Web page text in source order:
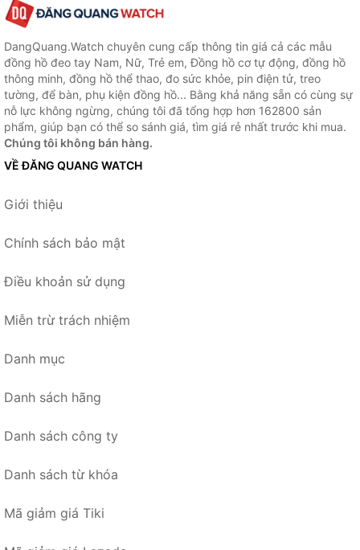
DangQuang.Watch chuyên cung cấp thông tin giá cả các mẫu
đồng hồ đeo tay Nam, Nữ, Trẻ em, Đồng hồ cơ tự động, đồng hồ
thông minh, đồng hồ thể thao, đo sức khỏe, pin điện tử, treo
tường, để bàn, phụ kiện đồng hồ... Bằng khả năng sẵn có cùng sự
nỗ lực không ngừng, chúng tôi đã tổng hợp hơn 162800 sản
phẩm, giúp bạn có thể so sánh giá, tìm giá rẻ nhất trước khi mua.
Chúng tôi không bán hàng.
VỀ ĐĂNG QUANG WATCH
Giới thiệu
Chính sách bảo mật
Điều khoản sử dụng
Miễn trừ trách nhiệm
Danh mục
Danh sách hãng
Danh sách công ty
Danh sách từ khóa
Mã giảm giá Tiki